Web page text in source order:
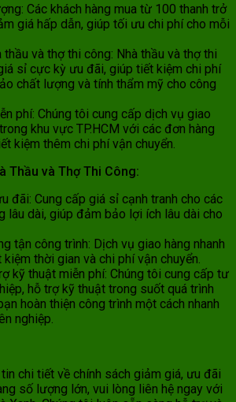
Các khách hàng mua từ 100 thanh trở
giá hấp dẫn, giúp tối ưu chi phí cho mỗi
thầu và thợ thi công: Nhà thầu và thợ thi
sỉ cực kỳ ưu đãi, giúp tiết kiệm chi phí
chất lượng và tính thẩm mỹ cho công
phí: Chúng tôi cung cấp dịch vụ giao
khu vực TP.HCM với các đơn hàng
kiệm thêm chi phí vận chuyển.
Thầu và Thợ Thi Công:
đãi: Cung cấp giá sỉ cạnh tranh cho các
lâu dài, giúp đảm bảo lợi ích lâu dài cho
tận công trình: Dịch vụ giao hàng nhanh
thời gian và chi phí vận chuyển.
kỹ thuật miễn phí: Chúng tôi cung cấp tư
hỗ trợ kỹ thuật trong suốt quá trình
hoàn thiện công trình một cách nhanh
nghiệp.
chi tiết về chính sách giảm giá, ưu đãi
số lượng lớn, vui lòng liên hệ ngay với